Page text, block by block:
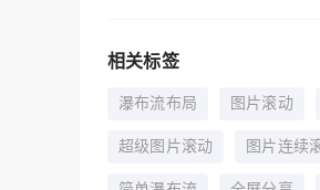
相关标签
瀑布流布局 图片滚动
超级图片滚动 图片连续